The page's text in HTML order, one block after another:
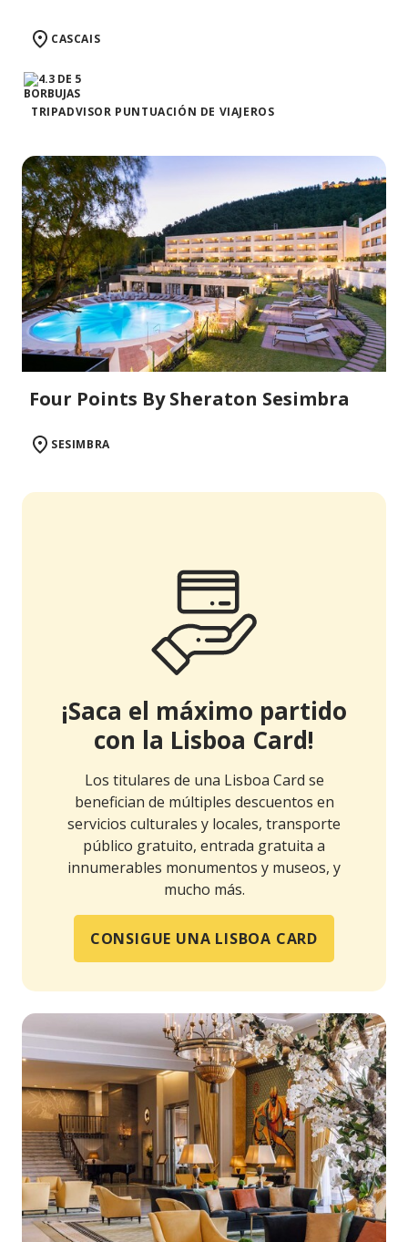
CASCAIS
TRIPADVISOR PUNTUACIÓN DE VIAJEROS
Four Points By Sheraton Sesimbra
SESIMBRA
¡Saca el máximo partido
con la Lisboa Card!
Los titulares de una Lisboa Card se
benefician de múltiples descuentos en
servicios culturales y locales, transporte
público gratuito, entrada gratuita a
innumerables monumentos y museos, y
mucho más.
CONSIGUE UNA LISBOA CARD